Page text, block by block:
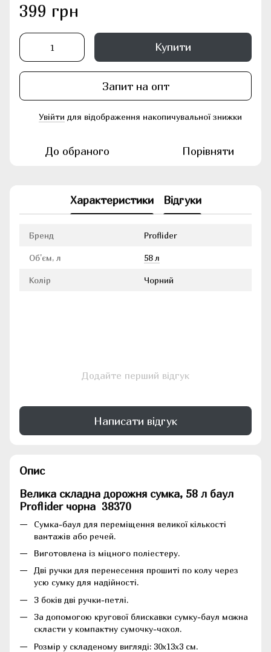
399 грн
Купити
Запит на опт
Увійти для відображення накопичувальної знижки
До обраного Порівняти
Характеристики Відгуки
Бренд Proflider
Об'єм, л 58 л
Колір Чорний
Додайте перший відгук
Написати відгук
Опис
Велика складна дорожня сумка, 58 л баул
Proflider чорна 38370
Сумка-баул для переміщення великої кількості
вантажів або речей.
Виготовлена із міцного поліестеру.
Дві ручки для перенесення прошиті по колу через
усю сумку для надійності.
З боків дві ручки-петлі.
За допомогою кругової блискавки сумку-баул можна
скласти у компактну сумочку-чохол.
Розмір у складеному вигляді: 30х13х3 см.